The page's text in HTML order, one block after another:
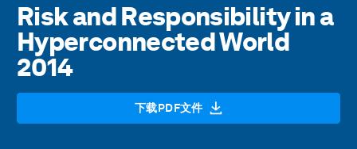
Risk and Responsibility in a
Hyperconnected World
2014
下载PDF文件